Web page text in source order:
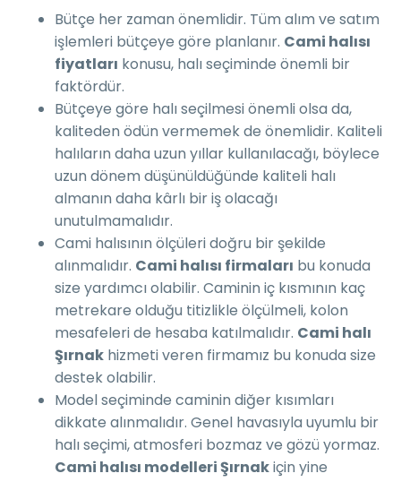
Bütçe her zaman önemlidir. Tüm alım ve satım
işlemleri bütçeye göre planlanır. Cami halısı
fiyatları konusu, halı seçiminde önemli bir
faktördür.
Bütçeye göre halı seçilmesi önemli olsa da,
kaliteden ödün vermemek de önemlidir. Kaliteli
halıların daha uzun yıllar kullanılacağı, böylece
uzun dönem düşünüldüğünde kaliteli halı
almanın daha kârlı bir iş olacağı
unutulmamalıdır.
Cami halısının ölçüleri doğru bir şekilde
alınmalıdır. Cami halısı firmaları bu konuda
size yardımcı olabilir. Caminin iç kısmının kaç
metrekare olduğu titizlikle ölçülmeli, kolon
mesafeleri de hesaba katılmalıdır. Cami halı
Şırnak hizmeti veren firmamız bu konuda size
destek olabilir.
Model seçiminde caminin diğer kısımları
dikkate alınmalıdır. Genel havasıyla uyumlu bir
halı seçimi, atmosferi bozmaz ve gözü yormaz.
Cami halısı modelleri Şırnakiçin yine